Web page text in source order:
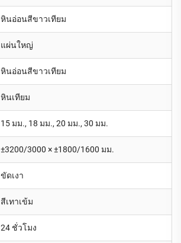
หินอ่อนสีขาวเทียม
แผ่นใหญ่
หินอ่อนสีขาวเทียม
หินเทียม
15 มม., 18 มม., 20 มม., 30 มม.
±3200/3000 × ±1800/1600 มม.
ขัดเงา
สีเทาเข้ม
24 ชั่วโมง